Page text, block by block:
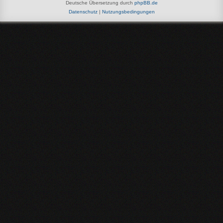
Deutsche Übersetzung durch phpBB.de
Datenschutz| Nutzungsbedingungen